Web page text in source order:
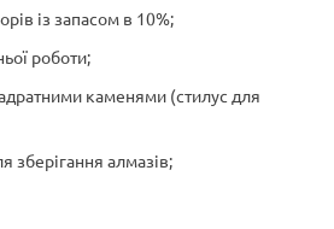
із запасом в 10%;
роботи;
каменями (стилус для
зберігання алмазів;